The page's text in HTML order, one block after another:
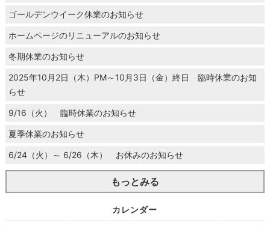
ゴールデンウイーク休業のお知らせ
ホームページのリニューアルのお知らせ
冬期休業のお知らせ
2025年10月2日（木）PM～10月3日（金）終日 臨時休業のお知
らせ
9/16（火） 臨時休業のお知らせ
夏季休業のお知らせ
6/24（火）～ 6/26（木） お休みのお知らせ
もっとみる
カレンダー